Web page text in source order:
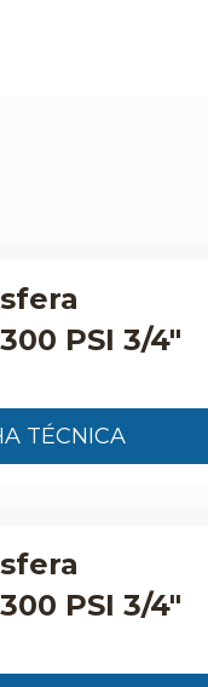
PSI 3/4″
TÉCNICA
PSI 3/4″